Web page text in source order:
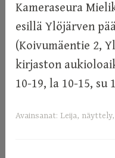
Kameraseura
esillä Ylöjärven
(Koivumäentie 2,
kirjaston
10-19, la 10-15, su
Avainsanat: Leija, näyttely